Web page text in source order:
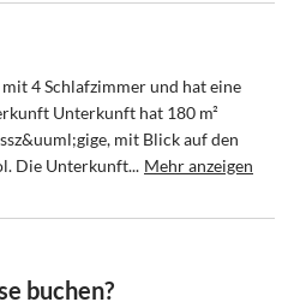
4 Schlafzimmer und hat eine
Unterkunft hat 180 m²
mit Blick auf den
Die Unterkunft... Mehr anzeigen
buchen?